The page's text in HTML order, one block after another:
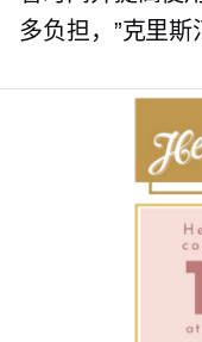
多负担，”克里斯